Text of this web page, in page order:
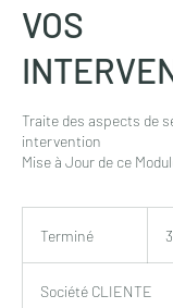
VOS
Traite des aspects de
intervention
Mise à Jour de ce
Terminé
m
Société CLIENTE